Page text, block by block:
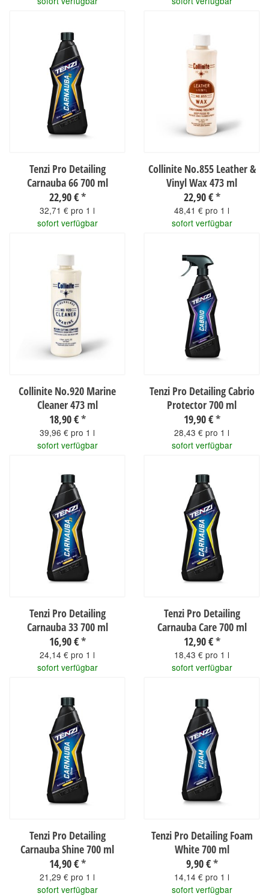
Tenzi Pro Detailing
Carnauba 66 700 ml
22,90 €*
32,71 € pro 1 l
sofort verfügbar
Collinite No.855 Leather &
Vinyl Wax 473 ml
22,90 €*
48,41 € pro 1 l
sofort verfügbar
Collinite No.920 Marine
Cleaner 473 ml
18,90 €*
39,96 € pro 1 l
sofort verfügbar
Tenzi Pro Detailing Cabrio
Protector 700 ml
19,90 €*
28,43 € pro 1 l
sofort verfügbar
Tenzi Pro Detailing
Carnauba 33 700 ml
16,90 €*
24,14 € pro 1 l
sofort verfügbar
Tenzi Pro Detailing
Carnauba Care 700 ml
12,90 €*
18,43 € pro 1 l
sofort verfügbar
Tenzi Pro Detailing
Carnauba Shine 700 ml
14,90 €*
21,29 € pro 1 l
sofort verfügbar
Tenzi Pro Detailing Foam
White 700 ml
9,90 €*
14,14 € pro 1 l
sofort verfügbar